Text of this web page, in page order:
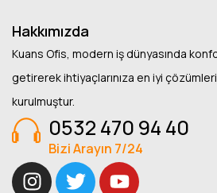
Hakkımızda
Kuans Ofis, modern iş dünyasında
getirerek ihtiyaçlarınıza en iyi
kurulmuştur.
0532 470 94 40
Bizi Arayın 7/24